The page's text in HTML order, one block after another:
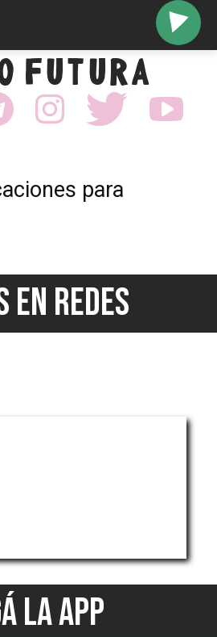
FUTURA
para
EN REDES
LA APP